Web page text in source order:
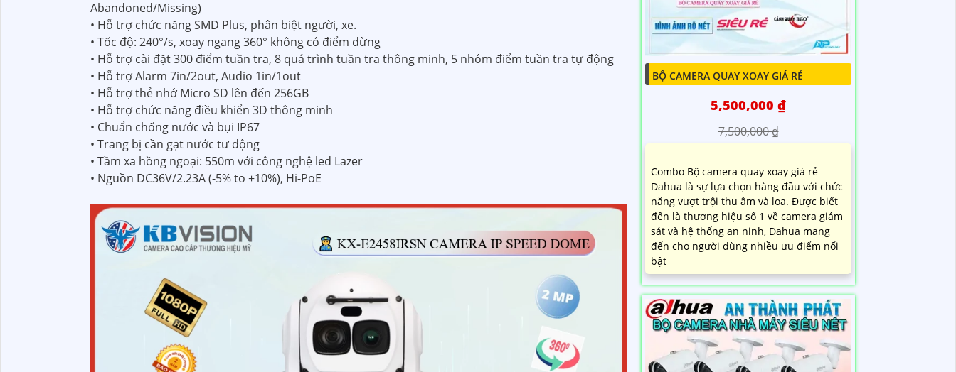
Abandoned/Missing)
• Hỗ trợ chức năng SMD Plus, phân biệt người, xe.
• Tốc độ: 240°/s, xoay ngang 360° không có điểm dừng
• Hỗ trợ cài đặt 300 điểm tuần tra, 8 quá trình tuần tra thông minh, 5 nhóm điểm tuần tra tự động
• Hỗ trợ Alarm 7in/2out, Audio 1in/1out
• Hỗ trợ thẻ nhớ Micro SD lên đến 256GB
• Hỗ trợ chức năng điều khiển 3D thông minh
• Chuẩn chống nước và bụi IP67
• Trang bị cần gạt nước tư động
• Tầm xa hồng ngoại: 550m với công nghệ led Lazer
• Nguồn DC36V/2.23A (-5% to +10%), Hi-PoE
BỘ CAMERA QUAY XOAY GIÁ RẺ
5,500,000 ₫
7,500,000 ₫
Combo Bộ camera quay xoay giá rẻ
Dahua là sự lựa chọn hàng đầu với chức
năng vượt trội thu âm và loa. Được biết
đến là thương hiệu số 1 về camera giám
sát và hệ thống an ninh, Dahua mang
đến cho người dùng nhiều ưu điểm nổi
bật